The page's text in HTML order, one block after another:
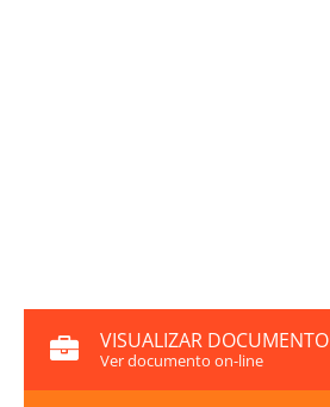
VISUALIZAR DOCUMENTO
Ver documento on-line